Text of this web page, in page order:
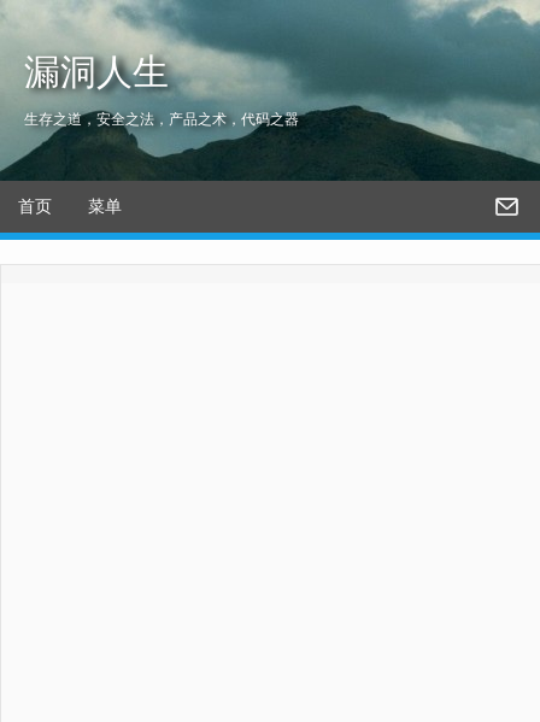
漏洞人生
生存之道，安全之法，产品之术，代码之器
首页 菜单